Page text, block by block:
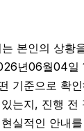
본인의 상황
년06월04일
기준으로 확
는지, 진행 전
실적인 안내